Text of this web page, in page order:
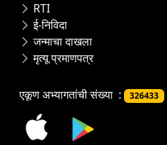
RTI
ई-निविदा
जन्माचा दाखला
मृत्यू प्रमाणपत्र
एकूण अभ्यागतांची संख्या : 326433